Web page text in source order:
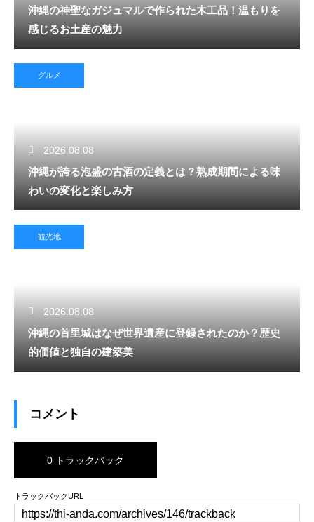
沖縄の神聖なガジュマルで作られた木工品！温もりを
感じるお土産の魅力
グルメ
2026.08.08
沖縄が誇る泡盛の古酒の定義とは？熟成期間による味
わいの変化と楽しみ方
観光地
2026.08.08
沖縄の首里城はなぜ世界遺産に登録されたのか？歴史
的価値と独自の建築美
コメント
0 トラックバック
トラックバックURL